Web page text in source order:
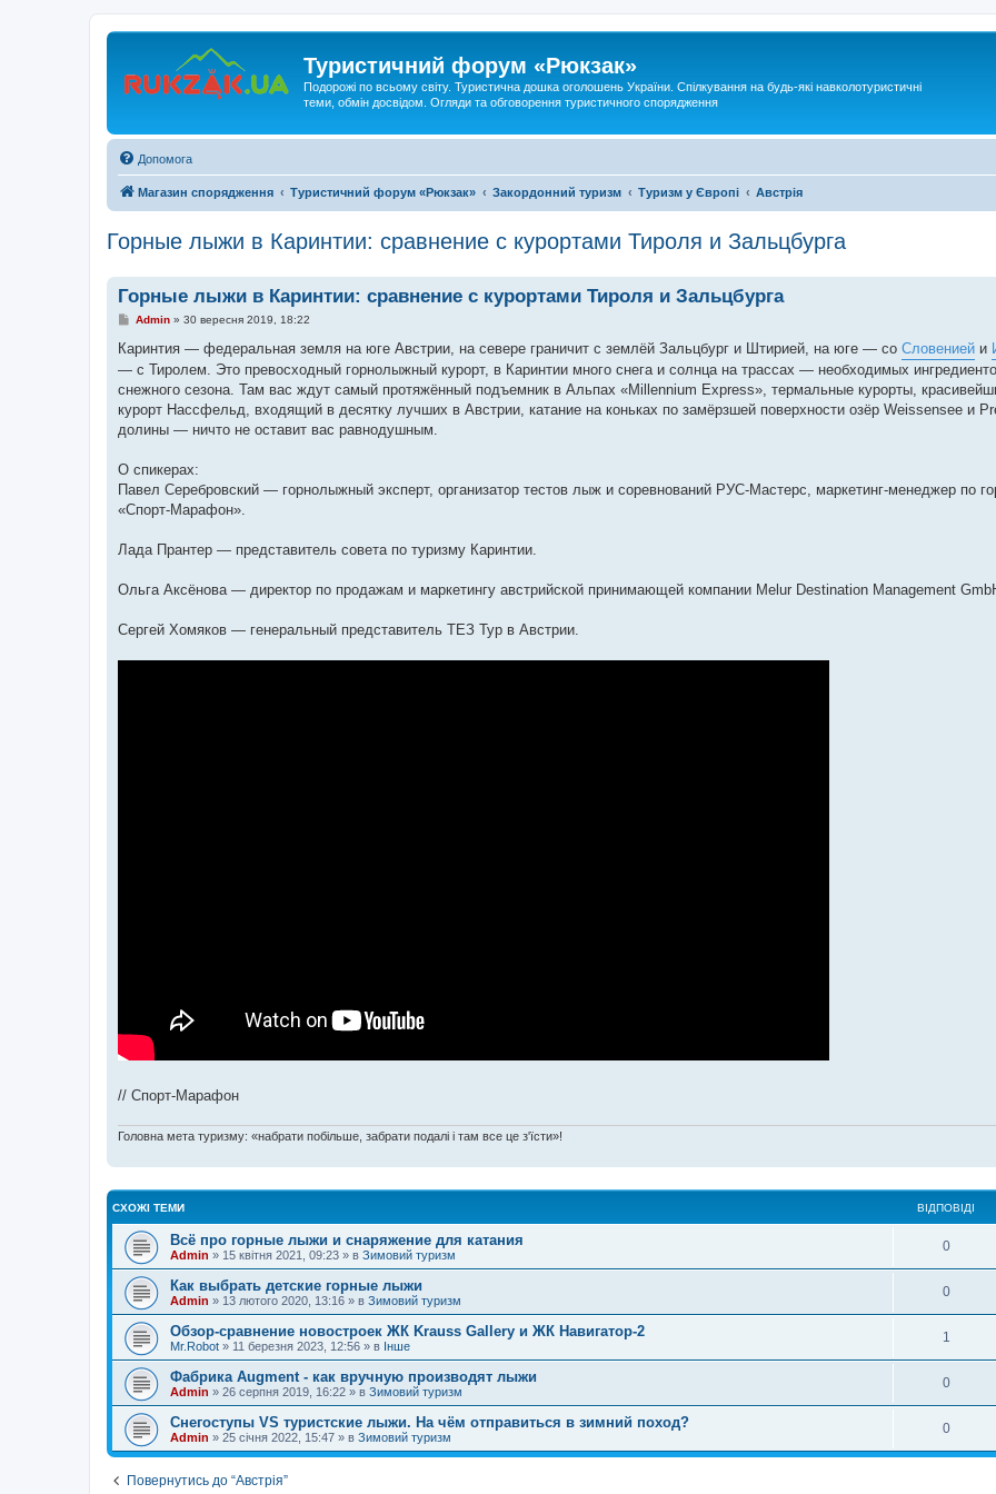
Туристичний форум «Рюкзак»
Подорожі по всьому світу. Туристична дошка оголошень України. Спілкування на будь-які навколотуристичні
теми, обмін досвідом. Огляди та обговорення туристичного спорядження
Допомога
Магазин спорядження Туристичний форум «Рюкзак» Закордонний туризм Туризм у Європі Австрія
Горные лыжи в Каринтии: сравнение с курортами Тироля и Зальцбурга
Горные лыжи в Каринтии: сравнение с курортами Тироля и Зальцбурга
П
в
д
о
м
л
е
н
я
Admin» 30 вересня 2019, 18:22
Каринтия — федеральная земля на юге Австрии, на севере граничит с землёй Зальцбург и Штирией, на юге — со Словенией и
— с Тиролем. Это превосходный горнолыжный курорт, в Каринтии много снега и солнца на трассах — необходимых
снежного сезона. Там вас ждут самый протяжённый подъемник в Альпах «Millennium Express», термальные курорты,
курорт Нассфельд, входящий в десятку лучших в Австрии, катание на коньках по замёрзшей поверхности озёр Weissensee и
долины — ничто не оставит вас равнодушным.
О спикерах:
Павел Серебровский — горнолыжный эксперт, организатор тестов лыж и соревнований РУС-Мастерс, маркетинг-менеджер по
«Спорт-Марафон».
Лада Прантер — представитель совета по туризму Каринтии.
Ольга Аксёнова — директор по продажам и маркетингу австрийской принимающей компании Melur Destination Management
Сергей Хомяков — генеральный представитель ТЕЗ Тур в Австрии.
// Спорт-Марафон
Головна мета туризму: «набрати побільше, забрати подалі і там все це з'їсти»!
СХОЖІ ТЕМИ ВІДПОВІДІ
Всё про горные лыжи и снаряжение для катания
Admin » 15 квітня 2021, 09:23 » в Зимовий туризм
0
Как выбрать детские горные лыжи
Admin » 13 лютого 2020, 13:16 » в Зимовий туризм
0
Обзор-сравнение новостроек ЖК Krauss Gallery и ЖК Навигатор-2
Mr.Robot » 11 березня 2023, 12:56 » в Інше
1
Фабрика Augment - как вручную производят лыжи
Admin » 26 серпня 2019, 16:22 » в Зимовий туризм
0
Снегоступы VS туристские лыжи. На чём отправиться в зимний поход?
Admin » 25 січня 2022, 15:47 » в Зимовий туризм
0
Повернутись до “Австрія”